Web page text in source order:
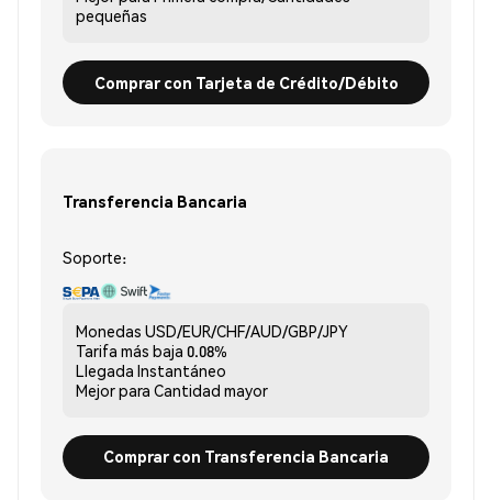
pequeñas
Comprar con Tarjeta de Crédito/Débito
Transferencia Bancaria
Soporte:
Monedas USD/EUR/CHF/AUD/GBP/JPY
Tarifa más baja 0.08%
Llegada Instantáneo
Mejor para Cantidad mayor
Comprar con Transferencia Bancaria